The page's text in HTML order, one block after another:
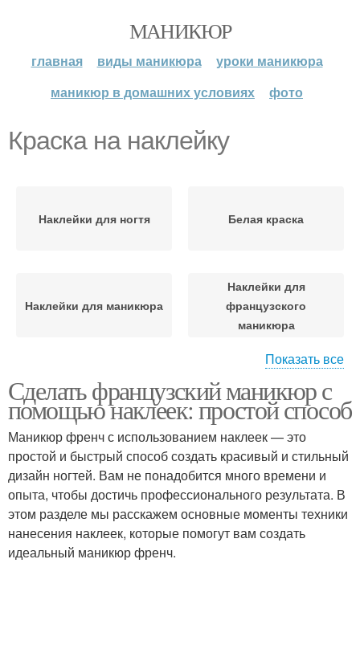
МАНИКЮР
главная виды маникюра
уроки маникюра
маникюр в домашних условиях
фото
Краска на наклейку
Наклейки для ногтя Белая краска
Наклейки для маникюра
Наклейки для
французского
маникюра
Маникюр с наклейками
Показать все
Сделать французский маникюр с
помощью наклеек: простой способ
Маникюр френч с использованием наклеек — это
простой и быстрый способ создать красивый и стильный
дизайн ногтей. Вам не понадобится много времени и
опыта, чтобы достичь профессионального результата. В
этом разделе мы расскажем основные моменты техники
нанесения наклеек, которые помогут вам создать
идеальный маникюр френч.